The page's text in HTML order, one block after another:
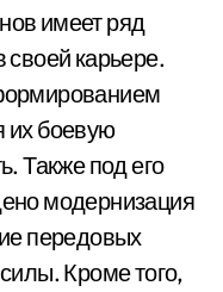
имеет ряд
своей карьере.
их боевую
Также под его
модернизация
передовых
Кроме того,